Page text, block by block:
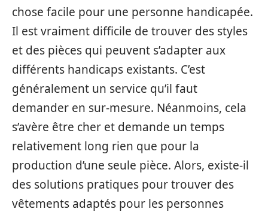
chose facile pour une personne handicapée.
Il est vraiment difficile de trouver des styles
et des pièces qui peuvent s’adapter aux
différents handicaps existants. C’est
généralement un service qu’il faut
demander en sur-mesure. Néanmoins, cela
s’avère être cher et demande un temps
relativement long rien que pour la
production d’une seule pièce. Alors, existe-il
des solutions pratiques pour trouver des
vêtements adaptés pour les personnes